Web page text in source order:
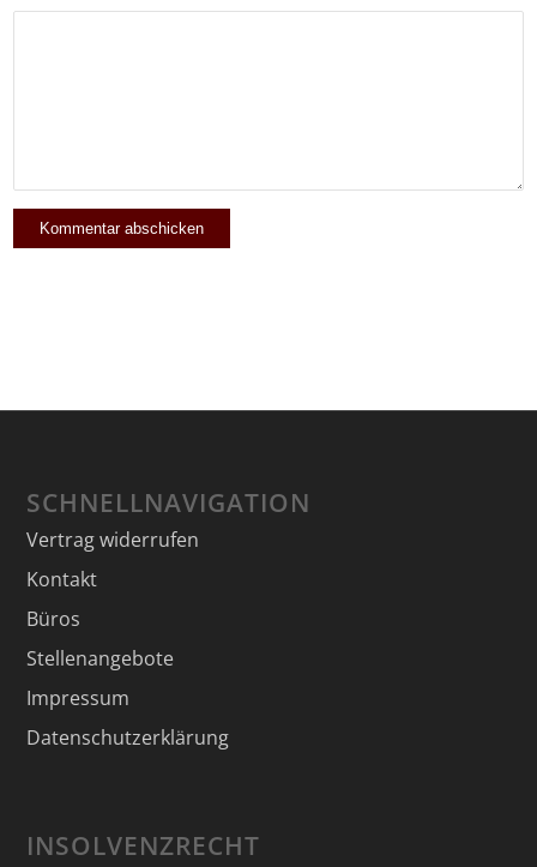
SCHNELLNAVIGATION
Vertrag widerrufen
Kontakt
Büros
Stellenangebote
Impressum
Datenschutzerklärung
INSOLVENZRECHT